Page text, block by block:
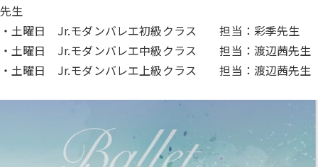
先生
・土曜日 Jr.モダンバレエ初級クラス 担当：彩季先生
・土曜日 Jr.モダンバレエ中級クラス 担当：渡辺茜先生
・土曜日 Jr.モダンバレエ上級クラス 担当：渡辺茜先生